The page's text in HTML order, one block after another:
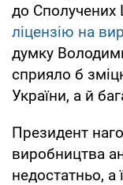
до Сполучених
ліцензію на
думку
сприяло б
України, а й
Президент
виробництва
недостатньо, а